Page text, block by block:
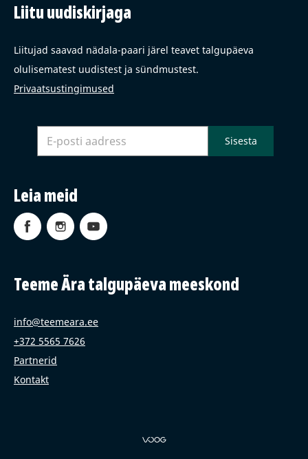
Liitu uudiskirjaga
Liitujad saavad nädala-paari järel teavet talgupäeva
olulisematest uudistest ja sündmustest.
Privaatsustingimused
Leia meid
Teeme Ära talgupäeva meeskond
info@teemeara.ee
+372 5565 7626
Partnerid
Kontakt